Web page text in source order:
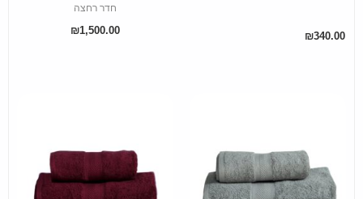
₪340.00
חדר רחצה
₪1,500.00
variants.